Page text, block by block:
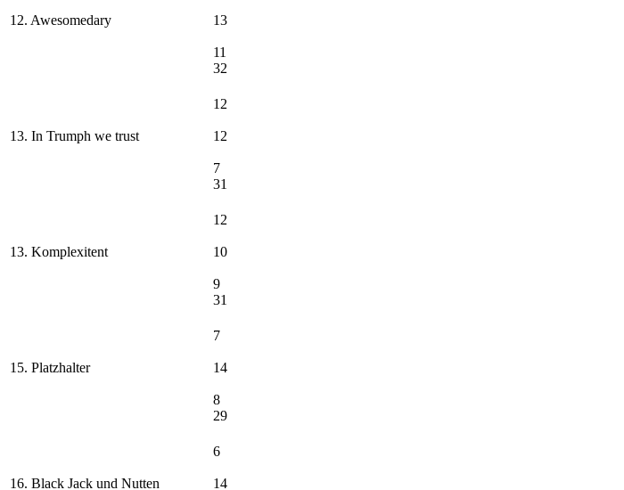
12. Awesomedary 13
11
32
13. In Trumph we trust
12
12
7
31
13. Komplexitent
12
10
9
31
15. Platzhalter
7
14
8
29
16. Black Jack und Nutten
6
14